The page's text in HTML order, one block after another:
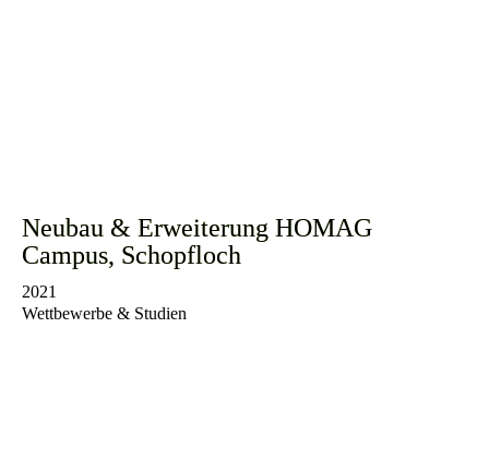
Neubau & Erweiterung HOMAG
Campus, Schopfloch
2021
Wettbewerbe & Studien